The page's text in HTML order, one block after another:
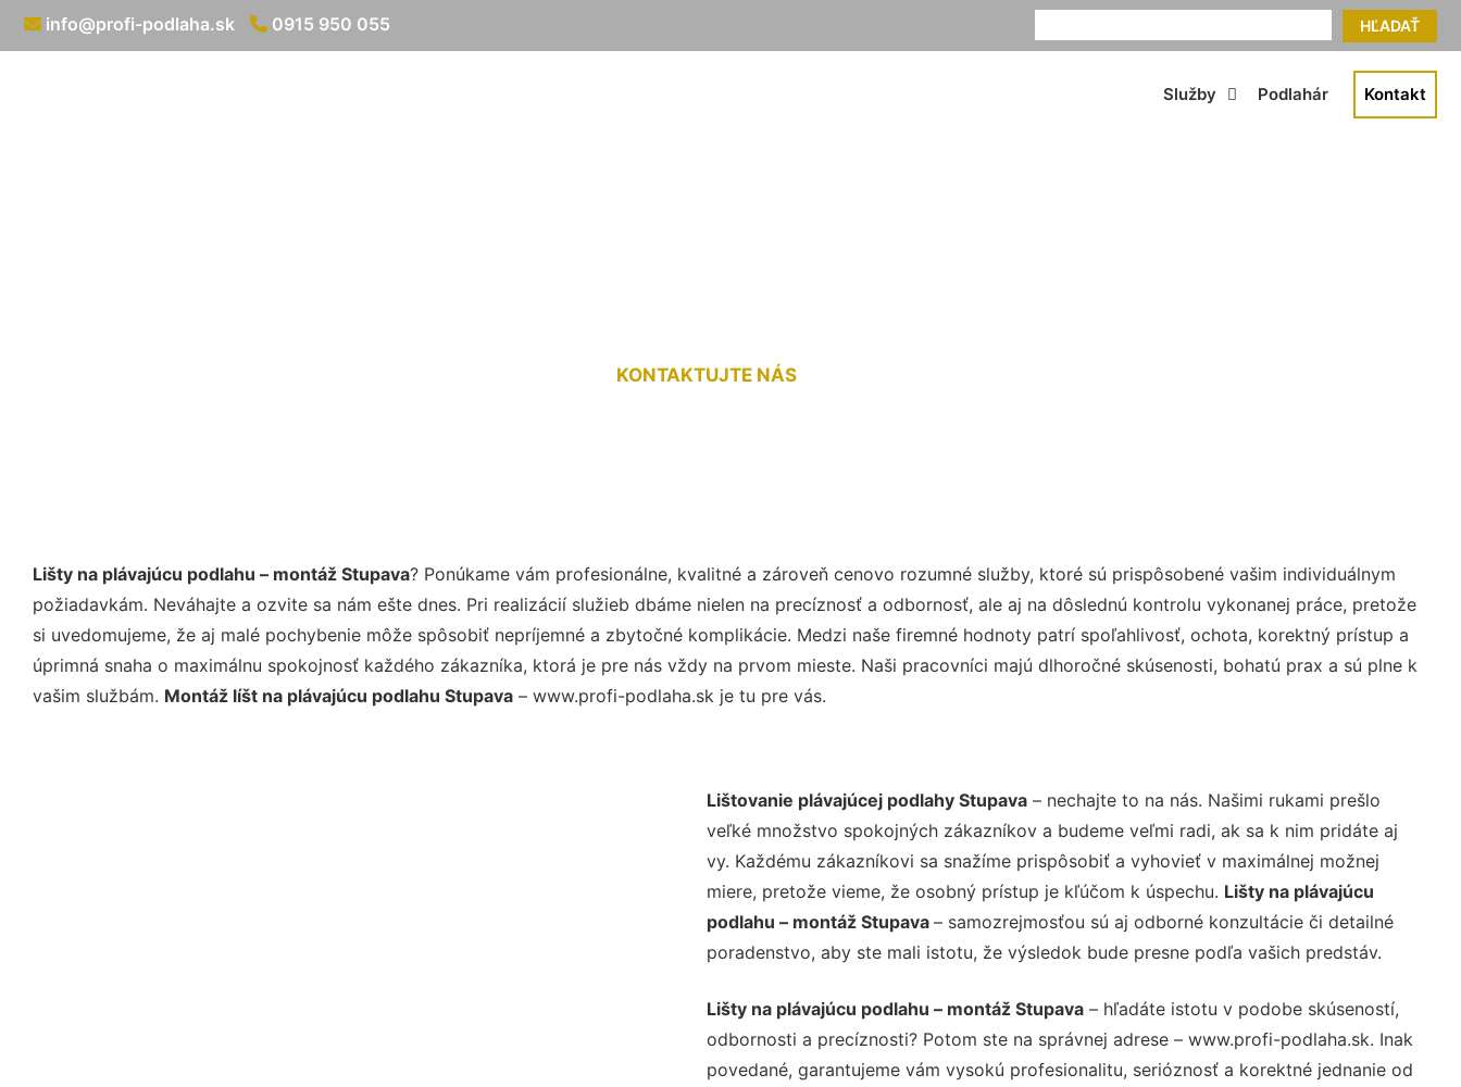
HĽADAŤ
info@profi-podlaha.sk 0915 950 055
Služby Podlahár Kontakt
KONTAKTUJTE NÁS
Lišty na plávajúcu podlahu – montáž Stupava? Ponúkame vám profesionálne, kvalitné a zároveň cenovo rozumné služby, ktoré sú prispôsobené vašim individuálnym
požiadavkám. Neváhajte a ozvite sa nám ešte dnes. Pri realizácií služieb dbáme nielen na precíznosť a odbornosť, ale aj na dôslednú kontrolu vykonanej práce, pretože
si uvedomujeme, že aj malé pochybenie môže spôsobiť nepríjemné a zbytočné komplikácie. Medzi naše firemné hodnoty patrí spoľahlivosť, ochota, korektný prístup a
úprimná snaha o maximálnu spokojnosť každého zákazníka, ktorá je pre nás vždy na prvom mieste. Naši pracovníci majú dlhoročné skúsenosti, bohatú prax a sú plne k
vašim službám. Montáž líšt na plávajúcu podlahu Stupava – www.profi-podlaha.sk je tu pre vás.
Lištovanie plávajúcej podlahy Stupava– nechajte to na nás. Našimi rukami prešlo
veľké množstvo spokojných zákazníkov a budeme veľmi radi, ak sa k nim pridáte aj
vy. Každému zákazníkovi sa snažíme prispôsobiť a vyhovieť v maximálnej možnej
miere, pretože vieme, že osobný prístup je kľúčom k úspechu. Lišty na plávajúcu
podlahu – montáž Stupava – samozrejmosťou sú aj odborné konzultácie či detailné
poradenstvo, aby ste mali istotu, že výsledok bude presne podľa vašich predstáv.
Lišty na plávajúcu podlahu – montáž Stupava– hľadáte istotu v podobe skúseností,
odbornosti a precíznosti? Potom ste na správnej adrese – www.profi-podlaha.sk. Inak
povedané, garantujeme vám vysokú profesionalitu, serióznosť a korektné jednanie od